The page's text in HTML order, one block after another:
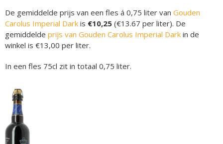
De gemiddelde prijs van een fles á 0,75 liter van Gouden
Carolus Imperial Dark is €10,25 (€13.67 per liter). De
gemiddelde prijs van Gouden Carolus Imperial Dark in de
winkel is €13,00 per liter.
In een fles 75cl zit in totaal 0,75 liter.